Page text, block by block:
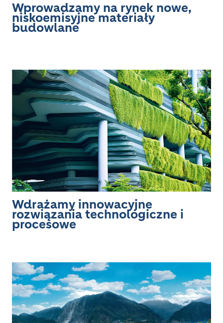
Wprowadzamy na rynek nowe,
niskoemisyjne materiały
budowlane
Image
Wdrażamy innowacyjne
rozwiązania technologiczne i
procesowe
Image